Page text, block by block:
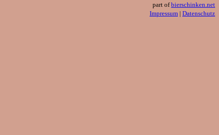
part ofbierschinken.net
Impressum | Datenschutz